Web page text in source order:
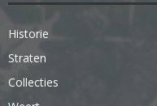
Historie
Straten
Collecties